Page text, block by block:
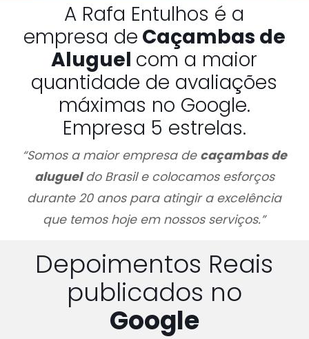
A Rafa Entulhos é a
empresa de Caçambas de
Aluguel com a maior
quantidade de avaliações
máximas no Google.
Empresa 5 estrelas.
“Somos a maior empresa de caçambas de
alugueldo Brasil e colocamos esforços
durante 20 anos para atingir a excelência
que temos hoje em nossos serviços.”
Depoimentos Reais
publicados no
Google